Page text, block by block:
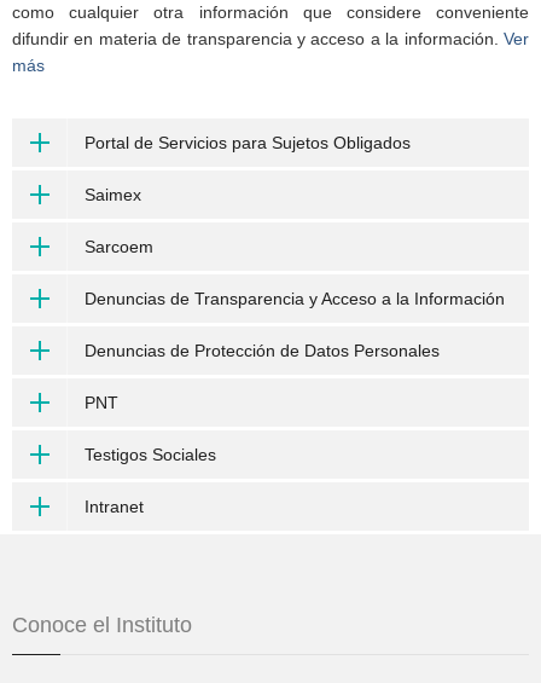
como cualquier otra información que considere conveniente
difundir en materia de transparencia y acceso a la información. Ver
más
Portal de Servicios para Sujetos Obligados
Saimex
Sarcoem
Denuncias de Transparencia y Acceso a la Información
Denuncias de Protección de Datos Personales
PNT
Testigos Sociales
Intranet
Conoce el Instituto